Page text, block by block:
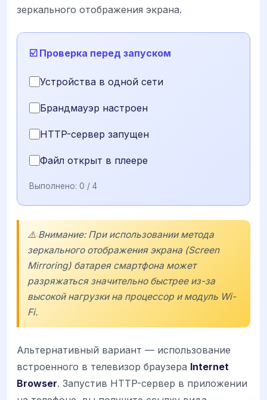
зеркального отображения экрана.
☑️ Проверка перед запуском
Устройства в одной сети
Брандмауэр настроен
HTTP-сервер запущен
Файл открыт в плеере
Выполнено: 0 / 4
⚠️ Внимание: При использовании метода
зеркального отображения экрана (Screen
Mirroring) батарея смартфона может
разряжаться значительно быстрее из-за
высокой нагрузки на процессор и модуль Wi-
Fi.
Альтернативный вариант — использование
встроенного в телевизор браузера Internet
Browser. Запустив HTTP-сервер в приложении